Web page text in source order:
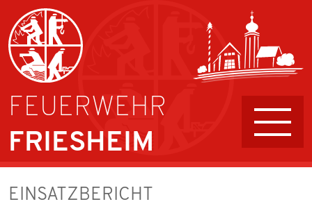
FEUERWEHR
FRIESHEIM
EINSATZBERICHT